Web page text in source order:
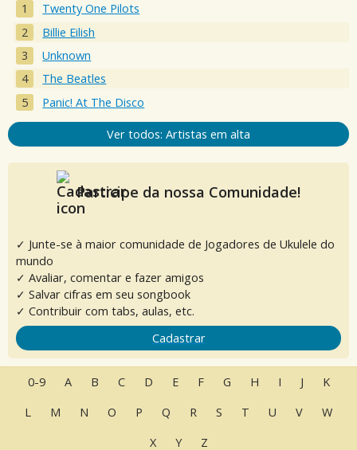
Twenty One Pilots
Billie Eilish
Unknown
The Beatles
Panic! At The Disco
Ver todos: Artistas em alta
Participe da nossa Comunidade!
✓ Junte-se à maior comunidade de Jogadores de Ukulele do
mundo
✓ Avaliar, comentar e fazer amigos
✓ Salvar cifras em seu songbook
✓ Contribuir com tabs, aulas, etc.
Cadastrar
0-9 A B C D E F G H I J
K
L
M N O P Q R S T U V
W
X
Y Z